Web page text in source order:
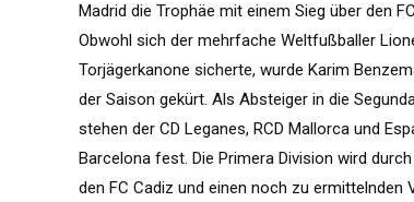
Madrid die Trophäe mit einem Sieg über den
Obwohl sich der mehrfache Weltfußballer
Torjägerkanone sicherte, wurde Karim
der Saison gekürt. Als Absteiger in die
stehen der CD Leganes, RCD Mallorca und
Barcelona fest. Die Primera Division wird durch
den FC Cadiz und einen noch zu ermittelnden